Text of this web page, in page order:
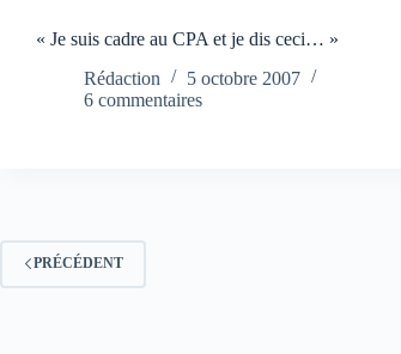
« Je suis cadre au CPA et je dis ceci… »
Rédaction
5 octobre 2007
6 commentaires
PRÉCÉDENT